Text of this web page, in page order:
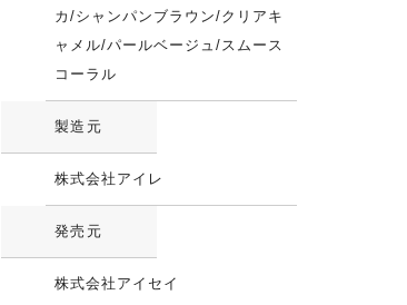
カ/シャンパンブラウン/クリアキ
ャメル/パールベージュ/スムース
コーラル
製造元
株式会社アイレ
発売元
株式会社アイセイ